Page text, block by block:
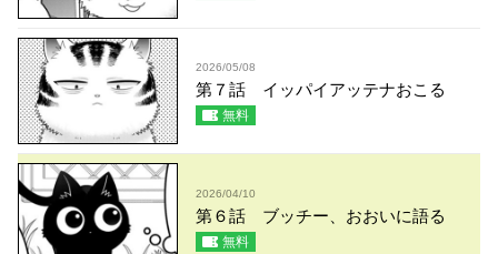
2026/05/08
第７話 イッパイアッテナおこる
無料
2026/04/10
第６話 ブッチー、おおいに語る
無料